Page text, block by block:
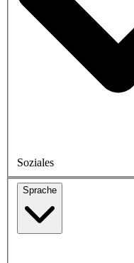
Soziales
Sprache